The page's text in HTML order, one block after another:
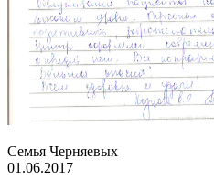
Семья Черняевых
01.06.2017